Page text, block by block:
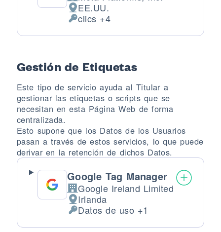
Lugar de tratamiento:
EE.UU.
Datos Personales tratados:
clics +4
Gestión de Etiquetas
Este tipo de servicio ayuda al Titular a
gestionar las etiquetas o scripts que se
necesitan en esta Página Web de forma
centralizada.
Esto supone que los Datos de los Usuarios
pasan a través de estos servicios, lo que puede
derivar en la retención de dichos Datos.
Google Tag Manager
Empresa:
Google Ireland Limited
Lugar de tratamiento:
Irlanda
Datos Personales tratados:
Datos de uso +1